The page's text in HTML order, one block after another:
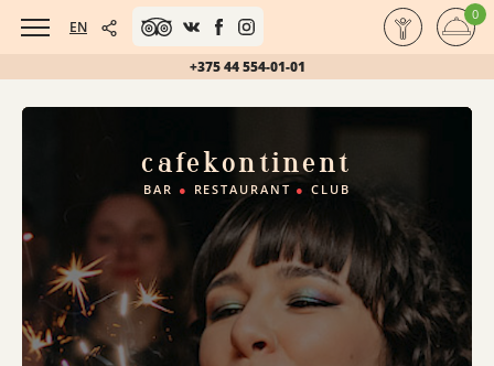
EN
+375 44 554-01-01
0
cafekontinent
BAR ● RESTAURANT ● CLUB